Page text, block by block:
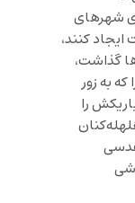
شهرهای
کنند،
گذاشت،
به زور
را
عدسی